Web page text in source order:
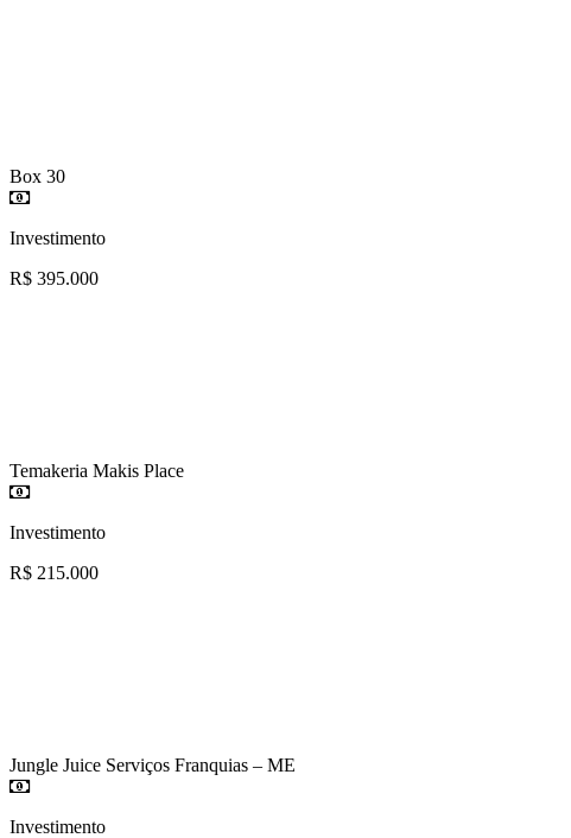
Box 30
Investimento
R$ 395.000
Temakeria Makis Place
Investimento
R$ 215.000
Jungle Juice Serviços Franquias – ME
Investimento